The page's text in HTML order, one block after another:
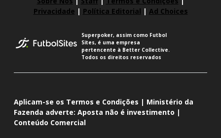
Privacidade | Política Editorial | Ad Choices
Superpoker, assim como Futbol
Sites, é uma empresa
pertencente à Better Collective.
Todos os direitos reservados
Aplicam-se os Termos e Condições | Ministério da
Fazenda adverte: Aposta não é investimento |
Conteúdo Comercial